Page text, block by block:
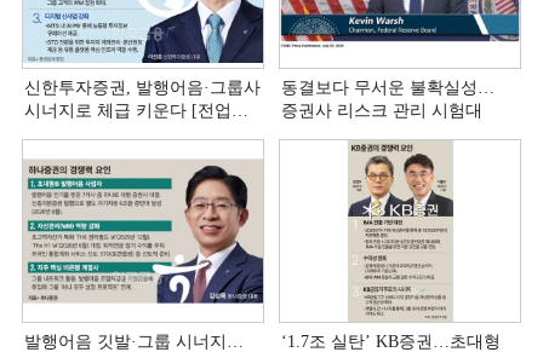
신한투자증권, 발행어음·그룹사
시너지로 체급 키운다 [전업계
동결보다 무서운 불확실성…
증권사 리스크 관리 시험대
발행어음 깃발·그룹 시너지…
‘1.7조 실탄’ KB증권…초대형